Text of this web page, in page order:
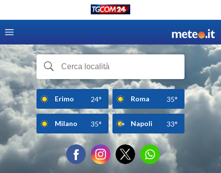
Erimo 24° Roma 35°
Milano 35° Napoli 33°